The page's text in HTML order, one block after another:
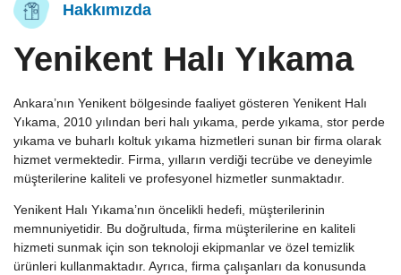
Hakkımızda
Yenikent Halı Yıkama
Ankara’nın Yenikent bölgesinde faaliyet gösteren Yenikent Halı
Yıkama, 2010 yılından beri halı yıkama, perde yıkama, stor perde
yıkama ve buharlı koltuk yıkama hizmetleri sunan bir firma olarak
hizmet vermektedir. Firma, yılların verdiği tecrübe ve deneyimle
müşterilerine kaliteli ve profesyonel hizmetler sunmaktadır.
Yenikent Halı Yıkama’nın öncelikli hedefi, müşterilerinin
memnuniyetidir. Bu doğrultuda, firma müşterilerine en kaliteli
hizmeti sunmak için son teknoloji ekipmanlar ve özel temizlik
ürünleri kullanmaktadır. Ayrıca, firma çalışanları da konusunda